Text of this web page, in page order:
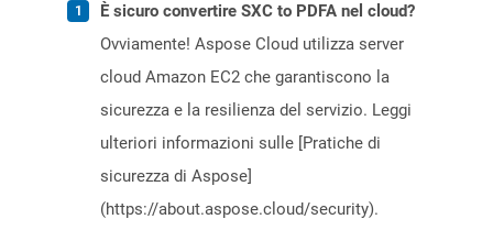
È sicuro convertire SXC to PDFA nel cloud?
Ovviamente! Aspose Cloud utilizza server
cloud Amazon EC2 che garantiscono la
sicurezza e la resilienza del servizio. Leggi
ulteriori informazioni sulle [Pratiche di
sicurezza di Aspose]
(https://about.aspose.cloud/security).